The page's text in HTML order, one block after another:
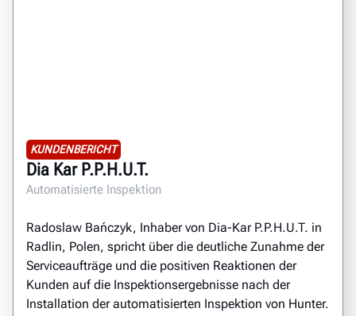
KUNDENBERICHT
Dia Kar P.P.H.U.T.
Automatisierte Inspektion
Radoslaw Bańczyk, Inhaber von Dia-Kar P.P.H.U.T. in
Radlin, Polen, spricht über die deutliche Zunahme der
Serviceaufträge und die positiven Reaktionen der
Kunden auf die Inspektionsergebnisse nach der
Installation der automatisierten Inspektion von Hunter.